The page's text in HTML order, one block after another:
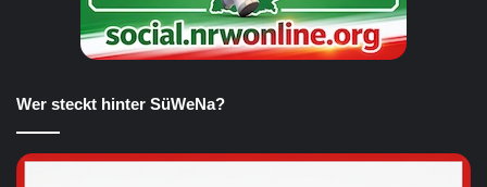
Wer steckt hinter SüWeNa?